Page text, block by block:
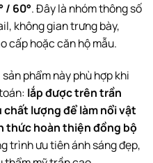
/ 60°. Đây là nhóm thông số
không gian trưng bày,
cấp hoặc căn hộ mẫu.
phẩm này phù hợp khi
lắp được trên trần
lượng để làm nổi vật
thức hoàn thiện đồng bộ
trình ưu tiên ánh sáng đẹp,